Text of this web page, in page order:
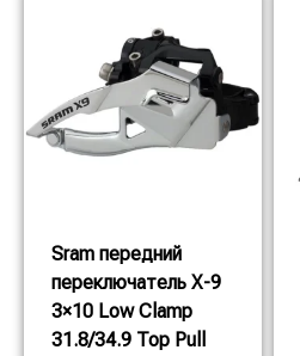
Sram передний
переключатель X-9
3×10 Low Clamp
31.8/34.9 Top Pull